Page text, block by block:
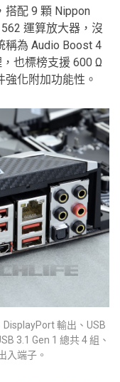
搭配 9 顆 Nippon
運算放大器，沒
稱為 Audio Boost 4
也標榜支援 600 Ω
化附加功能性。
DisplayPort 輸出、USB
3.1 Gen 1 總共 4 組、
入端子。